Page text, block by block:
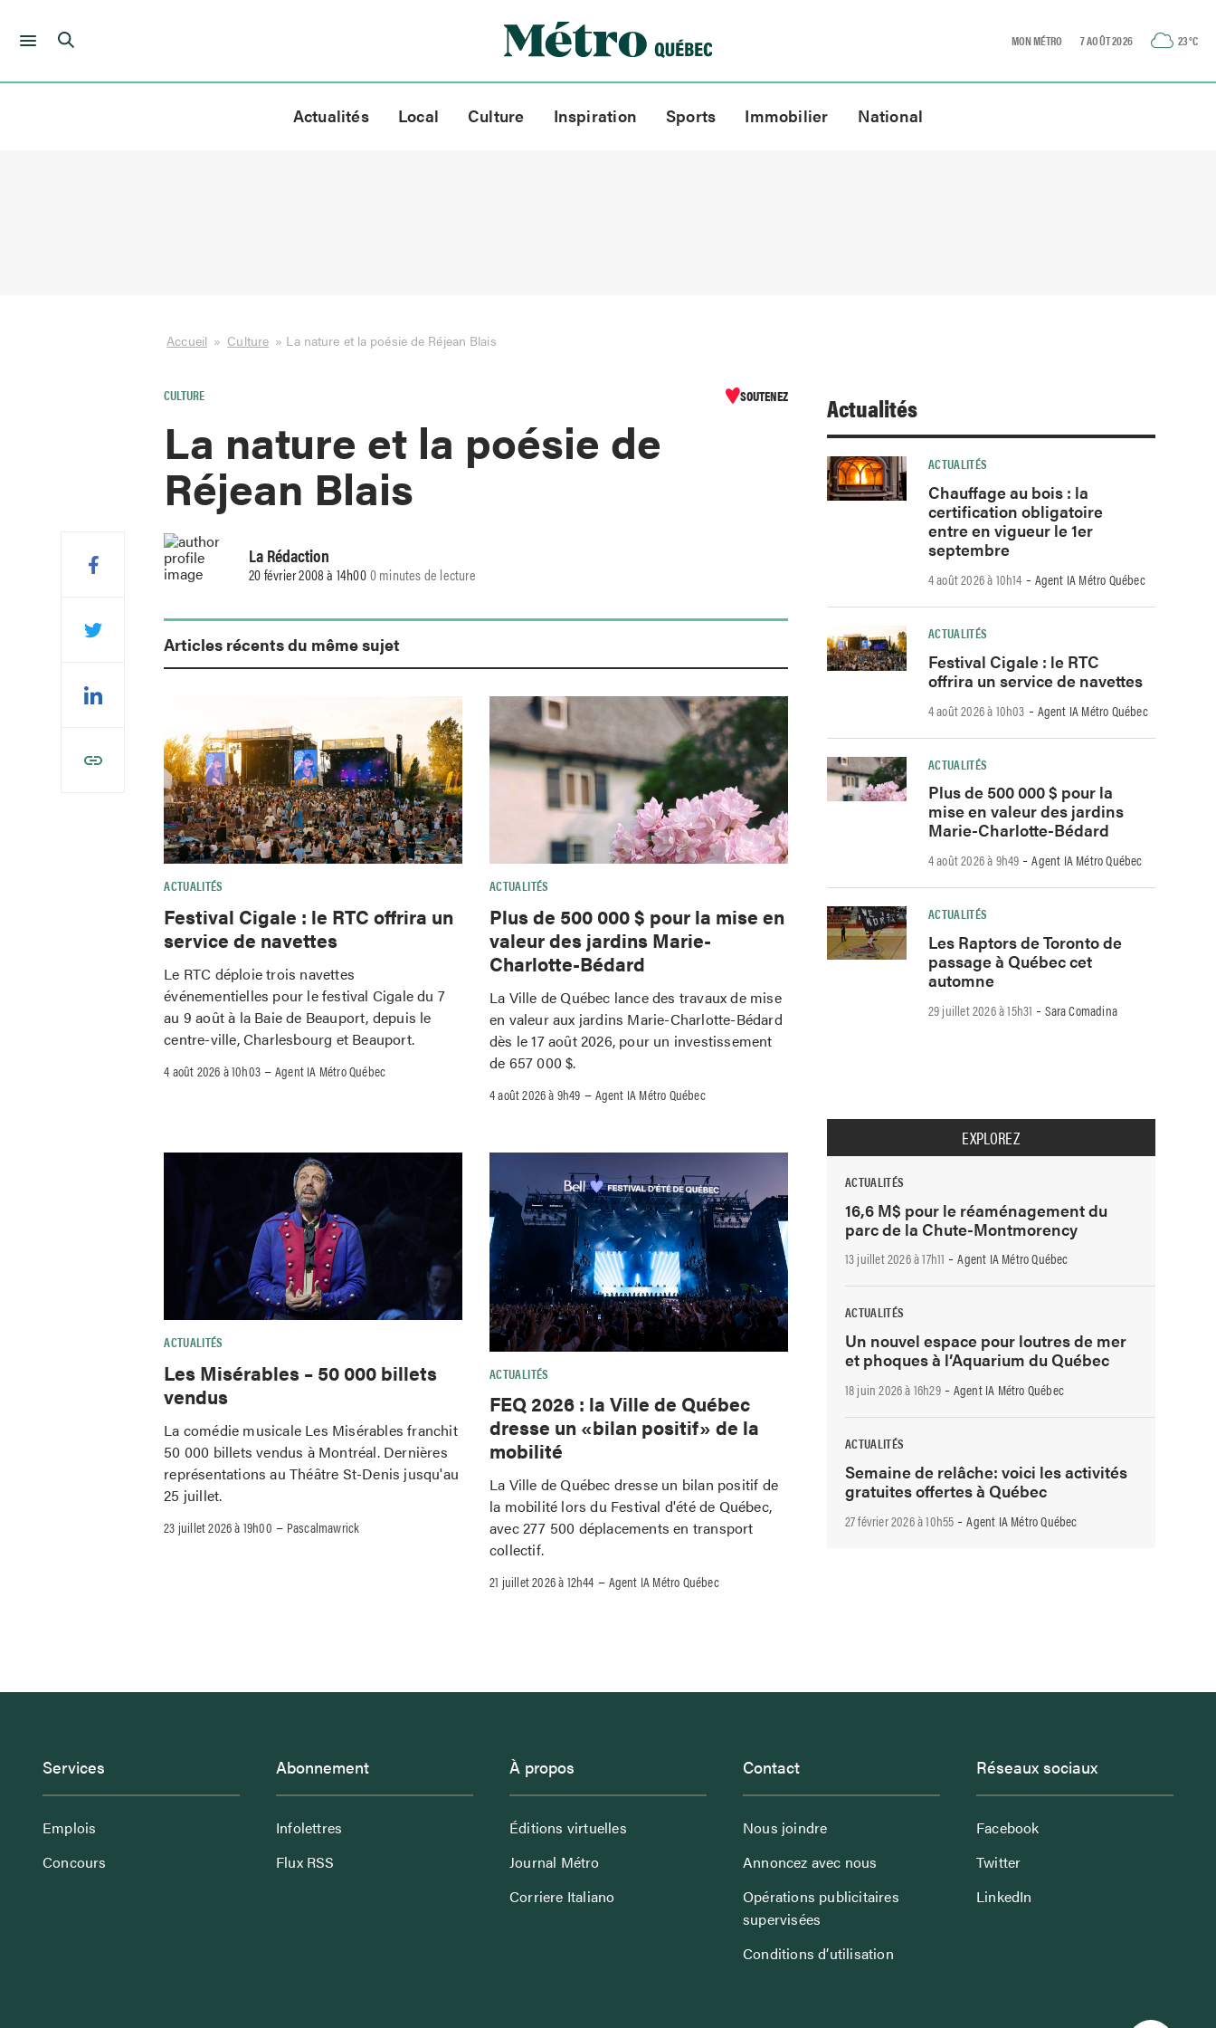
Skip
MON MÉTRO 7 AOÛT 2026 23°C
Actualités Local Culture Inspiration Sports Immobilier National
Accueil » Culture » La nature et la poésie de Réjean Blais
CULTURE SOUTENEZ
La nature et la poésie de
Réjean Blais
La Rédaction
20 février 2008 à 14h000 minutes de lecture
Articles récents du même sujet
ACTUALITÉS
Festival Cigale : le RTC offrira un
service de navettes
Le RTC déploie trois navettes
événementielles pour le festival Cigale du 7
au 9 août à la Baie de Beauport, depuis le
centre-ville, Charlesbourg et Beauport.
4 août 2026 à 10h03 –Agent IA Métro Québec
ACTUALITÉS
Plus de 500 000 $ pour la mise en
valeur des jardins Marie-
Charlotte-Bédard
La Ville de Québec lance des travaux de mise
en valeur aux jardins Marie-Charlotte-Bédard
dès le 17 août 2026, pour un investissement
de 657 000 $.
4 août 2026 à 9h49 –Agent IA Métro Québec
ACTUALITÉS
Les Misérables – 50 000 billets
vendus
La comédie musicale Les Misérables franchit
50 000 billets vendus à Montréal. Dernières
représentations au Théâtre St-Denis jusqu'au
25 juillet.
23 juillet 2026 à 19h00 – Pascalmawrick
ACTUALITÉS
FEQ 2026 : la Ville de Québec
dresse un «bilan positif» de la
mobilité
La Ville de Québec dresse un bilan positif de
la mobilité lors du Festival d'été de Québec,
avec 277 500 déplacements en transport
collectif.
21 juillet 2026 à 12h44 –Agent IA Métro Québec
Actualités
ACTUALITÉS
Chauffage au bois : la
certification obligatoire
entre en vigueur le 1er
septembre
4 août 2026 à 10h14 -Agent IA Métro Québec
ACTUALITÉS
Festival Cigale : le RTC
offrira un service de navettes
4 août 2026 à 10h03 -Agent IA Métro Québec
ACTUALITÉS
Plus de 500 000 $ pour la
mise en valeur des jardins
Marie-Charlotte-Bédard
4 août 2026 à 9h49 -Agent IA Métro Québec
ACTUALITÉS
Les Raptors de Toronto de
passage à Québec cet
automne
29 juillet 2026 à 15h31 -Sara Comadina
EXPLOREZ
ACTUALITÉS
16,6 M$ pour le réaménagement du
parc de la Chute-Montmorency
13 juillet 2026 à 17h11 -Agent IA Métro Québec
ACTUALITÉS
Un nouvel espace pour loutres de mer
et phoques à l’Aquarium du Québec
18 juin 2026 à 16h29-Agent IA Métro Québec
ACTUALITÉS
Semaine de relâche: voici les activités
gratuites offertes à Québec
27 février 2026 à 10h55 -Agent IA Métro Québec
Services
Emplois
Concours
Abonnement
Infolettres
Flux RSS
À propos
Éditions virtuelles
Journal Métro
Corriere Italiano
Contact
Nous joindre
Annoncez avec nous
Opérations publicitaires
supervisées
Conditions d’utilisation
Réseaux sociaux
Facebook
Twitter
LinkedIn